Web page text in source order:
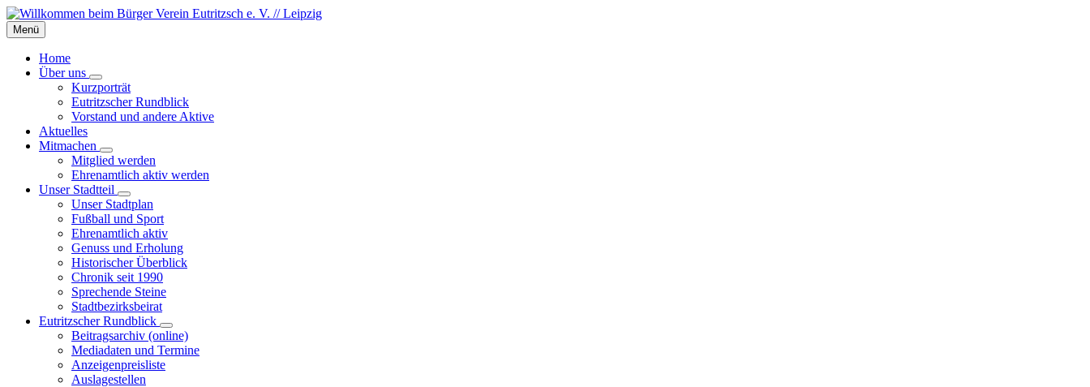
Skip
to
content
Skip
to
left
sidebar
Skip
to
footer
Menü
Home
Über uns
Kurzporträt
Eutritzscher Rundblick
Vorstand und andere Aktive
Aktuelles
Mitmachen
Mitglied werden
Ehrenamtlich aktiv werden
Unser Stadtteil
Unser Stadtplan
Fußball und Sport
Ehrenamtlich aktiv
Genuss und Erholung
Historischer Überblick
Chronik seit 1990
Sprechende Steine
Stadtbezirksbeirat
Eutritzscher Rundblick
Beitragsarchiv (online)
Mediadaten und Termine
Anzeigenpreisliste
Auslagestellen